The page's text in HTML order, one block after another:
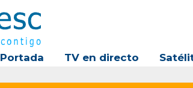
Portada TV en directo